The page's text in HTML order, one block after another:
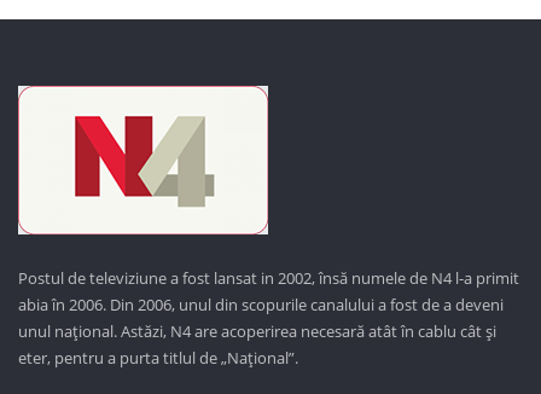
Postul de televiziune a fost lansat in 2002, însă numele de N4 l-a primit
abia în 2006. Din 2006, unul din scopurile canalului a fost de a deveni
unul național. Astăzi, N4 are acoperirea necesară atât în cablu cât și
eter, pentru a purta titlul de „Național”.